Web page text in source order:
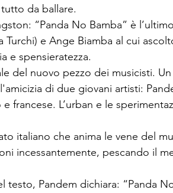
da ballare.
“Panda No Bamba” è
e Ange Biamba al cui
e spensieratezza.
del nuovo pezzo dei musicisti.
di due giovani artisti:
francese. L’urban e le
italiano che anima le vene del
incessantemente, pescando il
testo, Pandem dichiara: “Panda